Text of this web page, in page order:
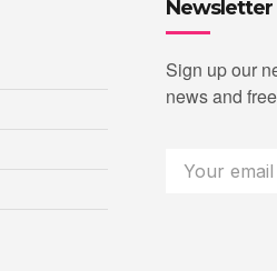
Newsletter
Sign up our
news and